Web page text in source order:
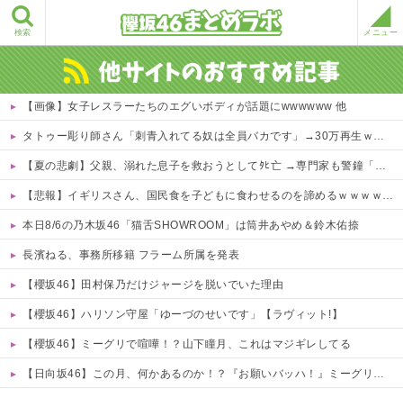
検索 メニュー
【画像】女子レスラーたちのエグいボディが話題にwwwwww 他
タトゥー彫り師さん「刺青入れてる奴は全員バカです」→30万再生ｗｗｗｗｗｗ
【夏の悲劇】父親、溺れた息子を救おうとしてﾀﾋ亡 →専門家も警鐘「救助は二次被害が多い」
【悲報】イギリスさん、国民食を子どもに食わせるのを諦めるｗｗｗｗｗｗｗ
本日8/6の乃木坂46「猫舌SHOWROOM」は筒井あやめ＆鈴木佑捺
長濱ねる、事務所移籍 フラーム所属を発表
【櫻坂46】田村保乃だけジャージを脱いでいた理由
【櫻坂46】ハリソン守屋「ゆーづのせいです」【ラヴィット!】
【櫻坂46】ミーグリで喧嘩！？山下瞳月、これはマジギレしてる
【日向坂46】この月、何かあるのか！？『お願いバッハ！』ミーグリ日程がこちら